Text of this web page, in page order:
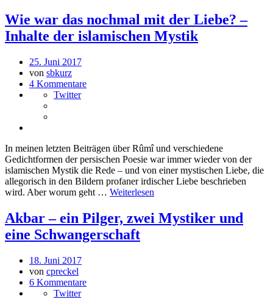
Wie war das nochmal mit der Liebe? –
Inhalte der islamischen Mystik
25. Juni 2017
von sbkurz
4 Kommentare
Twitter
In meinen letzten Beiträgen über Rûmî und verschiedene
Gedichtformen der persischen Poesie war immer wieder von der
islamischen Mystik die Rede – und von einer mystischen Liebe, die
allegorisch in den Bildern profaner irdischer Liebe beschrieben
wird. Aber worum geht … Weiterlesen
Akbar – ein Pilger, zwei Mystiker und
eine Schwangerschaft
18. Juni 2017
von cpreckel
6 Kommentare
Twitter